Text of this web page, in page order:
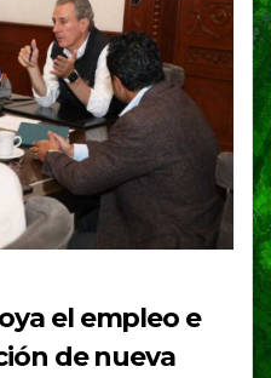
el empleo e
de nueva